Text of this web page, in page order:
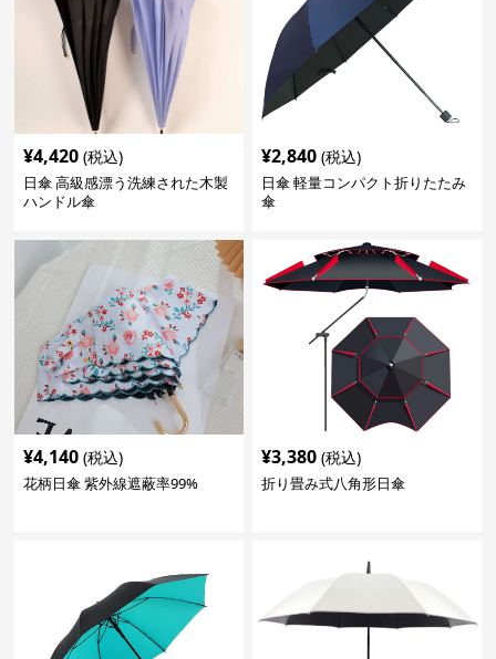
¥4,420 (税込)
日傘 高級感漂う洗練された木製
ハンドル傘
¥2,840 (税込)
日傘 軽量コンパクト折りたたみ
傘
¥4,140 (税込)
花柄日傘 紫外線遮蔽率99%
¥3,380 (税込)
折り畳み式八角形日傘